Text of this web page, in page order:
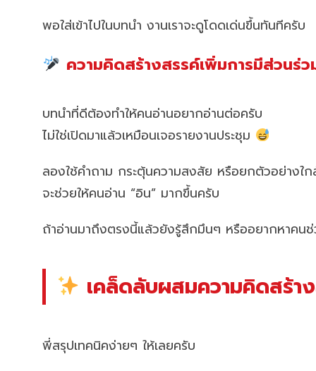
พอใส่เข้าไปในบทนำ งานเราจะดูโดดเด่นขึ้นทันทีครับ
ความคิดสร้างสรรค์เพิ่มการมีส่วนร่
บทนำที่ดีต้องทำให้คนอ่านอยากอ่านต่อครับ
ไม่ใช่เปิดมาแล้วเหมือนเจอรายงานประชุม
ลองใช้คำถาม กระตุ้นความสงสัย หรือยกตัวอย่างใ
จะช่วยให้คนอ่าน “อิน” มากขึ้นครับ
ถ้าอ่านมาถึงตรงนี้แล้วยังรู้สึกมึนๆ หรืออยากหาคน
เคล็ดลับผสมความคิดสร้า
พี่สรุปเทคนิคง่ายๆ ให้เลยครับ